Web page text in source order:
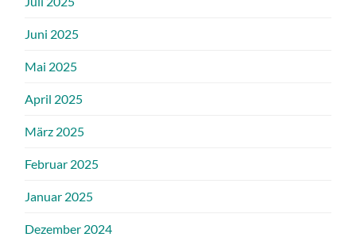
Juni 2025
Mai 2025
April 2025
März 2025
Februar 2025
Januar 2025
Dezember 2024